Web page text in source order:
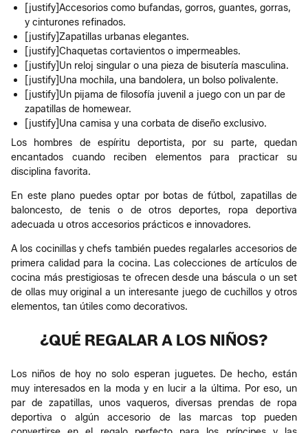
[justify]Accesorios como bufandas, gorros, guantes, gorras,
y cinturones refinados.
[justify]Zapatillas urbanas elegantes.
[justify]Chaquetas cortavientos o impermeables.
[justify]Un reloj singular o una pieza de bisutería masculina.
[justify]Una mochila, una bandolera, un bolso polivalente.
[justify]Un pijama de filosofía juvenil a juego con un par de
zapatillas de homewear.
[justify]Una camisa y una corbata de diseño exclusivo.
Los hombres de espíritu deportista, por su parte, quedan
encantados cuando reciben elementos para practicar su
disciplina favorita.
En este plano puedes optar por botas de fútbol, zapatillas de
baloncesto, de tenis o de otros deportes, ropa deportiva
adecuada u otros accesorios prácticos e innovadores.
A los cocinillas y chefs también puedes regalarles accesorios de
primera calidad para la cocina. Las colecciones de artículos de
cocina más prestigiosas te ofrecen desde una báscula o un set
de ollas muy original a un interesante juego de cuchillos y otros
elementos, tan útiles como decorativos.
¿QUÉ REGALAR A LOS NIÑOS?
Los niños de hoy no solo esperan juguetes. De hecho, están
muy interesados en la moda y en lucir a la última. Por eso, un
par de zapatillas, unos vaqueros, diversas prendas de ropa
deportiva o algún accesorio de las marcas top pueden